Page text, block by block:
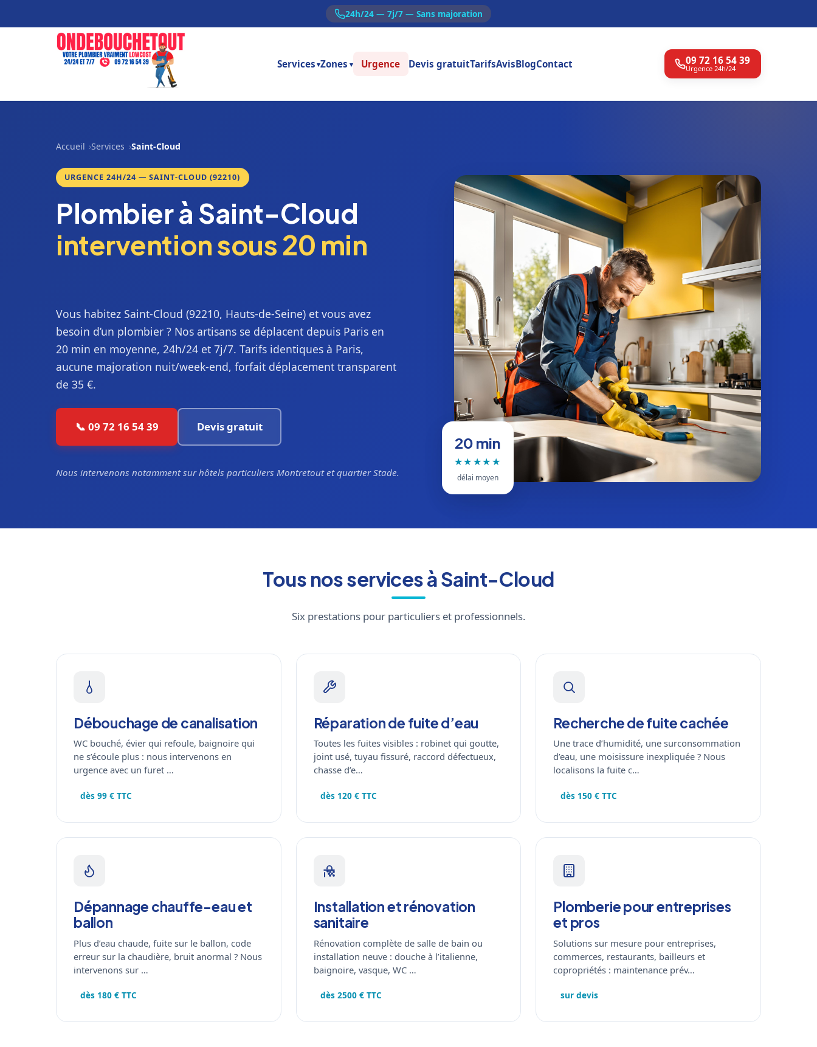
24h/24 — 7j/7 — Sans majoration
Services ▾Zones ▾ Urgence Devis gratuitTarifsAvisBlogContact 09 72 16 54 39
Urgence 24h/24
Accueil Services Saint-Cloud
URGENCE 24H/24 — SAINT-CLOUD (92210)
Plombier à Saint-Cloud
intervention sous 20 min
Vous habitez Saint-Cloud (92210, Hauts-de-Seine) et vous avez
besoin d’un plombier ? Nos artisans se déplacent depuis Paris en
20 min en moyenne, 24h/24 et 7j/7. Tarifs identiques à Paris,
aucune majoration nuit/week-end, forfait déplacement transparent
de 35 €.
📞 09 72 16 54 39 Devis gratuit
Nous intervenons notamment sur hôtels particuliers Montretout et quartier Stade.
20 min
★★★★★
délai moyen
Tous nos services à Saint-Cloud
Six prestations pour particuliers et professionnels.
Débouchage de canalisation
WC bouché, évier qui refoule, baignoire qui
ne s’écoule plus : nous intervenons en
urgence avec un furet …
dès 99 € TTC
Réparation de fuite d’eau
Toutes les fuites visibles : robinet qui goutte,
joint usé, tuyau fissuré, raccord défectueux,
chasse d’e…
dès 120 € TTC
Recherche de fuite cachée
Une trace d’humidité, une surconsommation
d’eau, une moisissure inexpliquée ? Nous
localisons la fuite c…
dès 150 € TTC
Dépannage chauffe-eau et
ballon
Plus d’eau chaude, fuite sur le ballon, code
erreur sur la chaudière, bruit anormal ? Nous
intervenons sur …
dès 180 € TTC
Installation et rénovation
sanitaire
Rénovation complète de salle de bain ou
installation neuve : douche à l’italienne,
baignoire, vasque, WC …
dès 2500 € TTC
Plomberie pour entreprises
et pros
Solutions sur mesure pour entreprises,
commerces, restaurants, bailleurs et
copropriétés : maintenance prév…
sur devis